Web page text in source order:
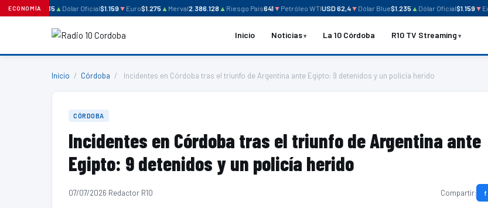
ECONOMÍA
Blue$1.235 ▲Dólar Oficial$1.159▼Euro $1.275▲Merval2.386.128▲Riesgo País641▼Petróleo WTIUSD 62,4▼Dólar Blue$1.235▲Dólar Oficial$1.159▼Euro
Inicio Noticias La 10 Córdoba R10 TV Streaming
Inicio / Córdoba / Incidentes en Córdoba tras el triunfo de Argentina ante Egipto: 9 detenidos y un policía herido
CÓRDOBA
Incidentes en Córdoba tras el triunfo de Argentina ante
Egipto: 9 detenidos y un policía herido
07/07/2026·Redactor R10 Compartir: f